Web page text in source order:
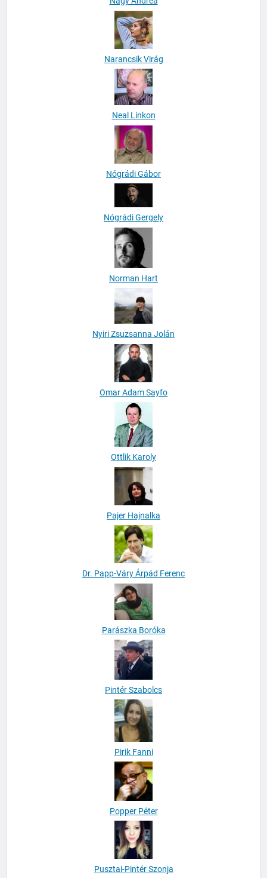
Nagy Andrea
Narancsik Virág
Neal Linkon
Nógrádi Gábor
Nógrádi Gergely
Norman Hart
Nyiri Zsuzsanna Jolán
Omar Adam Sayfo
Ottlik Karoly
Pajer Hajnalka
Dr. Papp-Váry Árpád Ferenc
Parászka Boróka
Pintér Szabolcs
Pirik Fanni
Popper Péter